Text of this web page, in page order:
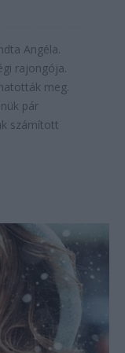
Angéla.
rajongója.
meg.
pár
számított